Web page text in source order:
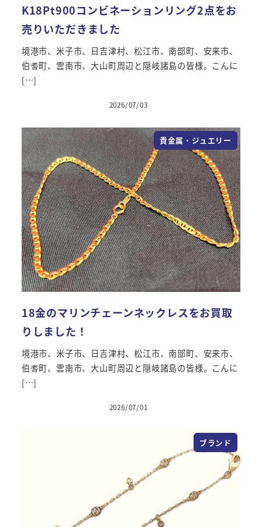
K18Pt900コンビネーションリング2点をお
売りいただきました
境港市、米子市、日吉津村、松江市、南部町、安来市、
伯耆町、雲南市、大山町周辺と隠岐諸島の皆様。こんに
[…]
投稿日
2026/07/03
貴金属・ジュエリー
18金のマリンチェーンネックレスをお買取
りしました！
境港市、米子市、日吉津村、松江市、南部町、安来市、
伯耆町、雲南市、大山町周辺と隠岐諸島の皆様。こんに
[…]
投稿日
2026/07/01
ブランド